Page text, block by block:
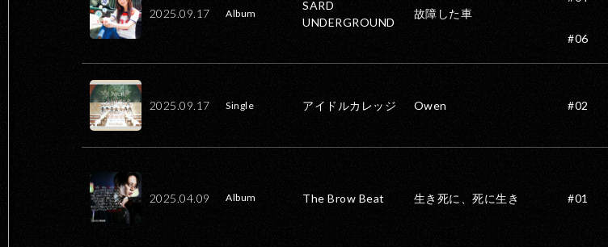
2025.09.17 Album 故障した車
SARD
UNDERGROUND
#06
2025.09.17 Single Owen
アイドルカレッジ #02
2025.04.09 Album 生き死に、死に生き
The Brow Beat #01